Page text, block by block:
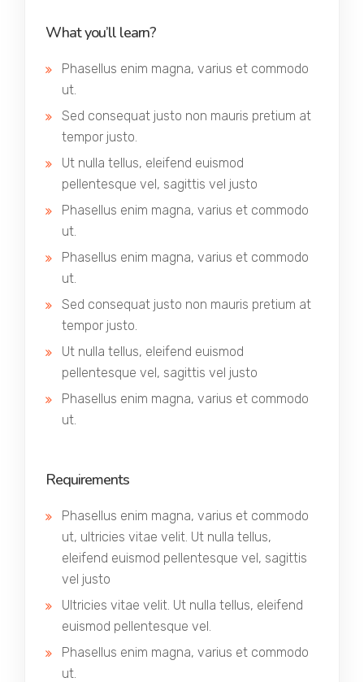
What you’ll learn?
Phasellus enim magna, varius et commodo
ut.
Sed consequat justo non mauris pretium at
tempor justo.
Ut nulla tellus, eleifend euismod
pellentesque vel, sagittis vel justo
Phasellus enim magna, varius et commodo
ut.
Phasellus enim magna, varius et commodo
ut.
Sed consequat justo non mauris pretium at
tempor justo.
Ut nulla tellus, eleifend euismod
pellentesque vel, sagittis vel justo
Phasellus enim magna, varius et commodo
ut.
Requirements
Phasellus enim magna, varius et commodo
ut, ultricies vitae velit. Ut nulla tellus,
eleifend euismod pellentesque vel, sagittis
vel justo
Ultricies vitae velit. Ut nulla tellus, eleifend
euismod pellentesque vel.
Phasellus enim magna, varius et commodo
ut.